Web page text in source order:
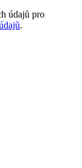
údajů pro
.